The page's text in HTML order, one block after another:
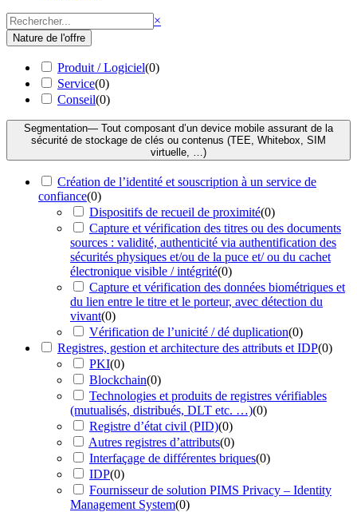
Rechercher ×
Nature de l'offre
Produit / Logiciel(0)
Service(0)
Conseil(0)
Segmentation— Tout composant d’un device mobile assurant de la
sécurité de stockage de clés ou contenus (TEE, Whitebox, SIM
virtuelle, …)
Création de l’identité et souscription à un service de
confiance(0)
Dispositifs de recueil de proximité(0)
Capture et vérification des titres ou des documents
sources : validité, authenticité via authentification des
sécurités physiques et/ou de la puce et/ ou du cachet
électronique visible / intégrité(0)
Capture et vérification des données biométriques et
du lien entre le titre et le porteur, avec détection du
vivant(0)
Vérification de l’unicité / dé duplication(0)
Registres, gestion et architecture des attributs et IDP(0)
PKI(0)
Blockchain(0)
Technologies et produits de registres vérifiables
(mutualisés, distribués, DLT etc. …)(0)
Registre d’état civil (PID)(0)
Autres registres d’attributs(0)
Interfaçage de différentes briques(0)
IDP(0)
Fournisseur de solution PIMS Privacy – Identity
Management System(0)